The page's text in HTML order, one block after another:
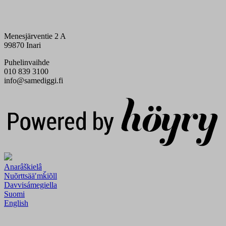
Menesjärventie 2 A
99870 Inari
Puhelinvaihde
010 839 3100
info@samediggi.fi
Anarâškielâ
Nuõrttsääʹmǩiõll
Davvisámegiella
Suomi
English